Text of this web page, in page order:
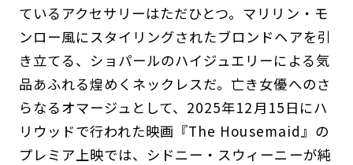
ているアクセサリーはただひとつ。マリリン・モ
ンロー風にスタイリングされたブロンドヘアを引
き立てる、ショパールのハイジュエリーによる気
品あふれる煌めくネックレスだ。亡き女優へのさ
らなるオマージュとして、2025年12月15日にハ
リウッドで行われた映画『The Housemaid』の
プレミア上映では、シドニー・スウィーニーが純